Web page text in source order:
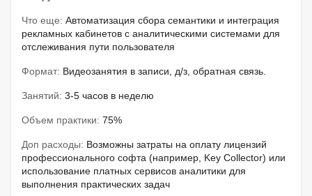
Что еще: Автоматизация сбора семантики и интеграция
рекламных кабинетов с аналитическими системами для
отслеживания пути пользователя
Формат: Видеозанятия в записи, д/з, обратная связь.
Занятий: 3-5 часов в неделю
Объем практики: 75%
Доп расходы: Возможны затраты на оплату лицензий
профессионального софта (например, Key Collector) или
использование платных сервисов аналитики для
выполнения практических задач